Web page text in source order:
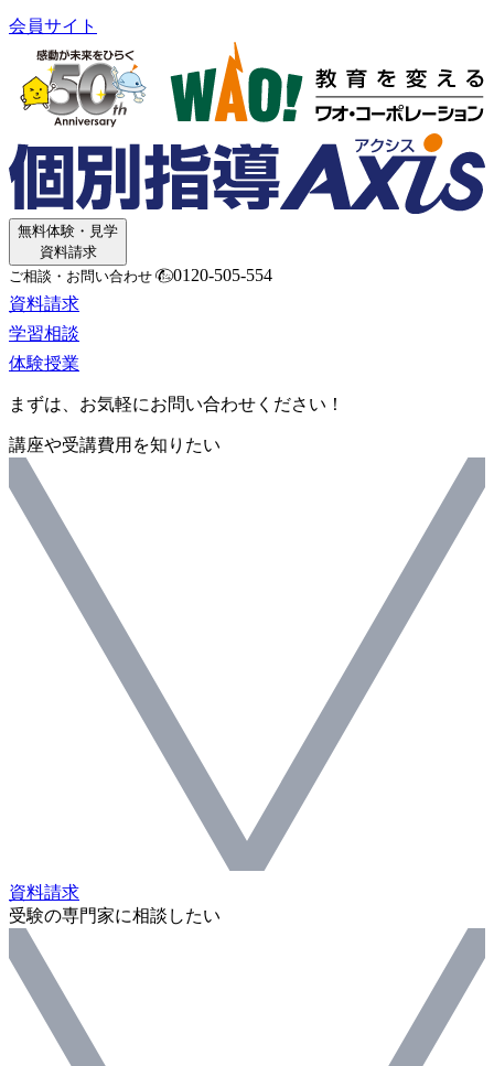
会員サイト
無料体験・見学
資料請求
ご相談・お問い合わせ
0120-505-554
資料請求
学習相談
体験授業
まずは、お気軽にお問い合わせください！
講座や受講費用を知りたい
資料請求
受験の専門家に相談したい